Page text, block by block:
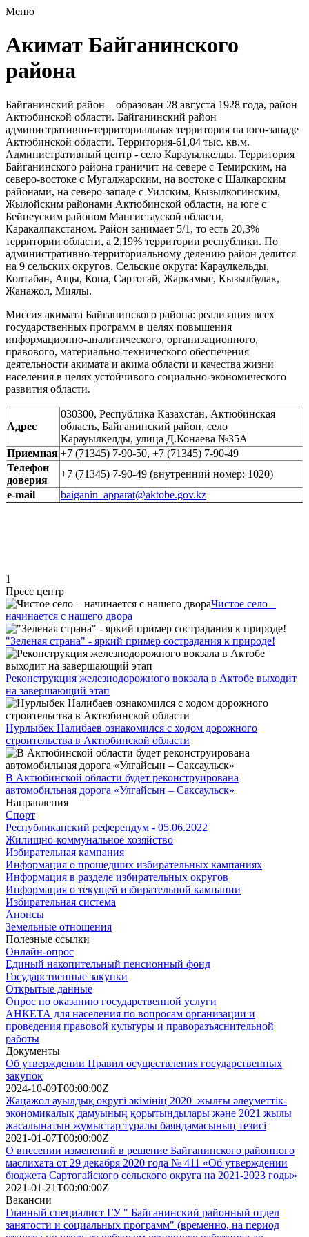
Меню
Акимат Байганинского
района
Байганинский район – образован 28 августа 1928 года, район
Актюбинской области. Байганинский район
административно-территориальная территория на юго-западе
Актюбинской области. Территория-61,04 тыс. кв.м.
Административный центр - село Карауылкелды. Территория
Байганинского района граничит на севере с Темирским, на
северо-востоке с Мугалжарским, на востоке с Шалкарским
районами, на северо-западе с Уилским, Кызылкогинским,
Жылойским районами Актюбинской области, на юге с
Бейнеуским районом Мангистауской области,
Каракалпакстаном. Район занимает 5/1, то есть 20,3%
территории области, а 2,19% территории республики. По
административно-территориальному делению район делится
на 9 сельских округов. Сельские округа: Караулкельды,
Колтабан, Ащы, Копа, Сартогай, Жаркамыс, Кызылбулак,
Жанажол, Миялы.
Миссия акимата Байганинского района: реализация всех
государственных программ в целях повышения
информационно-аналитического, организационного,
правового, материально-технического обеспечения
деятельности акимата и акима области и качества жизни
населения в целях устойчивого социально-экономического
развития области.
Адрес
030300, Республика Казахстан, Актюбинская
область, Байганинский район, село
Карауылкелды, улица Д.Конаева №35А
Приемная +7 (71345) 7-90-50, +7 (71345) 7-90-49
Телефон
доверия
+7 (71345) 7-90-49 (внутренний номер: 1020)
e-mail
baiganin_apparat@aktobe.gov.kz
1
Пресс центр
Чистое село –
начинается с нашего двора
"Зеленая страна" - яркий пример сострадания к природе!
Реконструкция железнодорожного вокзала в Актобе выходит
на завершающий этап
Нурлыбек Налибаев ознакомился с ходом дорожного
строительства в Актюбинской области
В Актюбинской области будет реконструирована
автомобильная дорога «Улгайсын – Саксаульск»
Направления
Спорт
Республиканский референдум - 05.06.2022
Жилищно-коммунальное хозяйство
Избирательная кампания
Информация о прошедших избирательных кампаниях
Информация в разделе избирательных округов
Информация о текущей избирательной кампании
Избирательная система
Анонсы
Земельные отношения
Полезные ссылки
Онлайн-опрос
Единый накопительный пенсионный фонд
Государственные закупки
Открытые данные
Опрос по оказанию государственной услуги
АНКЕТА для населения по вопросам организации и
проведения правовой культуры и праворазъяснительной
работы
Документы
Об утверждении Правил осуществления государственных
закупок
2024-10-09T00:00:00Z
Жаңажол ауылдық округі әкімінің 2020 жылғы әлеуметтік-
экономикалық дамуының қорытындылары және 2021 жылы
жасалынатын жұмыстар туралы баяндамасының тезисі
2021-01-07T00:00:00Z
О внесении изменений в решение Байганинского районного
маслихата от 29 декабря 2020 года № 411 «Об утверждении
бюджета Сартогайского сельского округа на 2021-2023 годы»
2021-01-21T00:00:00Z
Вакансии
Главный специалист ГУ " Байганинский районный отдел
занятости и социальных программ" (временно, на период